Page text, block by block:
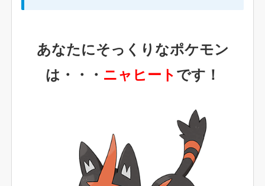
あなたにそっくりなポケモン
は・・・ ニャヒート です！